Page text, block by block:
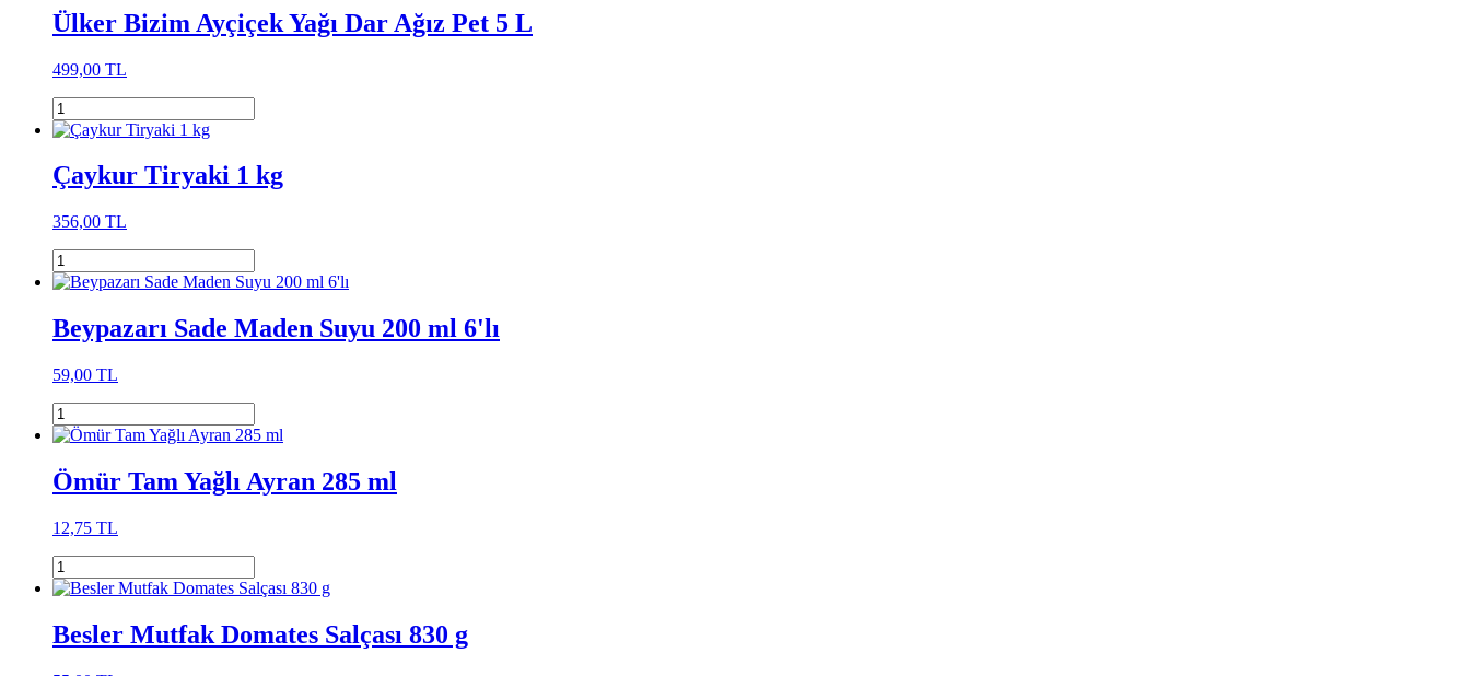
Ülker Bizim Ayçiçek Yağı Dar Ağız Pet 5 L
499,00 TL
Çaykur Tiryaki 1 kg
356,00 TL
Beypazarı Sade Maden Suyu 200 ml 6'lı
59,00 TL
Ömür Tam Yağlı Ayran 285 ml
12,75 TL
Besler Mutfak Domates Salçası 830 g